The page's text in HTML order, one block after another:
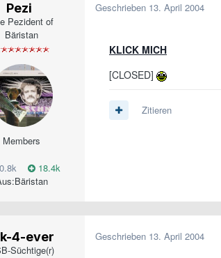
Pezi
Pezident of
Bäristan
Members
18.4k
Bäristan
Geschrieben 13. April 2004
KLICK MICH
[CLOSED]
Zitieren
4-ever
Süchtige(r)
Geschrieben 13. April 2004